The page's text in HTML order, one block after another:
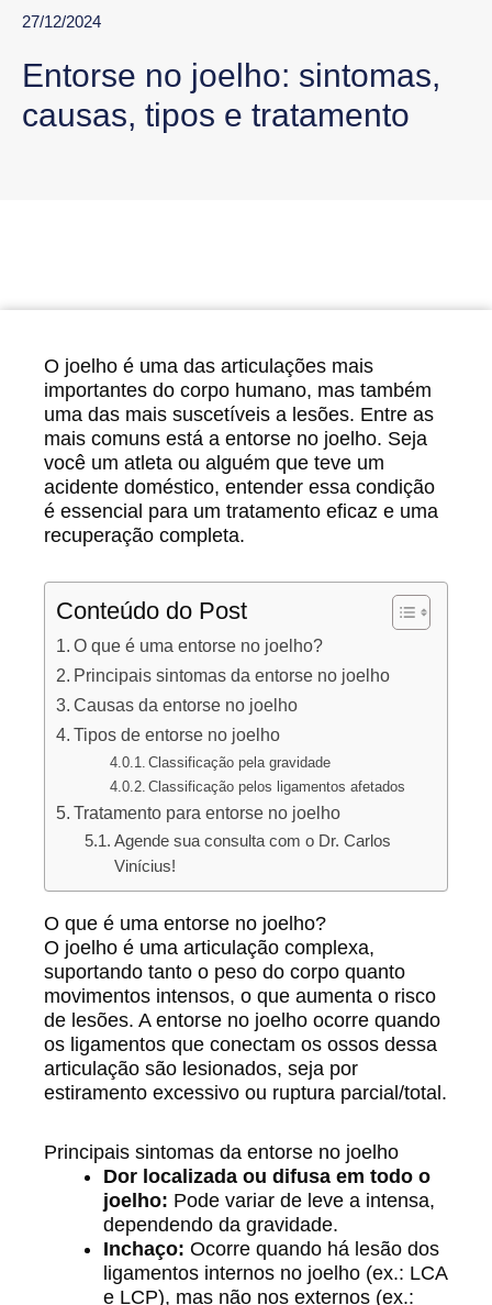
27/12/2024
Entorse no joelho: sintomas,
causas, tipos e tratamento
O joelho é uma das articulações mais
importantes do corpo humano, mas também
uma das mais suscetíveis a lesões. Entre as
mais comuns está a entorse no joelho. Seja
você um atleta ou alguém que teve um
acidente doméstico, entender essa condição
é essencial para um tratamento eficaz e uma
recuperação completa.
Conteúdo do Post
O que é uma entorse no joelho?
Principais sintomas da entorse no joelho
Causas da entorse no joelho
Tipos de entorse no joelho
Classificação pela gravidade
Classificação pelos ligamentos afetados
Tratamento para entorse no joelho
Agende sua consulta com o Dr. Carlos
Vinícius!
O que é uma entorse no joelho?
O joelho é uma articulação complexa,
suportando tanto o peso do corpo quanto
movimentos intensos, o que aumenta o risco
de lesões. A entorse no joelho ocorre quando
os ligamentos que conectam os ossos dessa
articulação são lesionados, seja por
estiramento excessivo ou ruptura parcial/total.
Principais sintomas da entorse no joelho
Dor localizada ou difusa em todo o
joelho: Pode variar de leve a intensa,
dependendo da gravidade.
Inchaço: Ocorre quando há lesão dos
ligamentos internos no joelho (ex.: LCA
e LCP), mas não nos externos (ex.: